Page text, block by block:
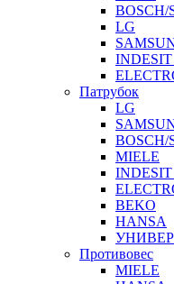
BOSCH/
LG
Патрубок
LG
BOSCH/
MIELE
BEKO
HANSA
Противовес
MIELE